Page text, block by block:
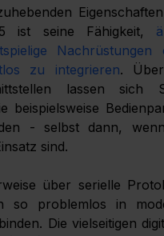
ist seine Fähigkeit,
Nachrüstungen
zu integrieren.
lassen sich
beispielsweise
- selbst dann,
sind.
über serielle
so problemlos in
Die vielseitigen